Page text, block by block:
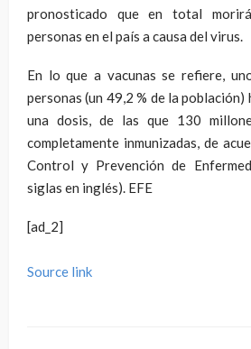
pronosticado que en total
personas en el país a causa del virus.
En lo que a vacunas se refiere,
personas (un 49,2 % de la población)
una dosis, de las que 130
completamente inmunizadas, de
Control y Prevención de
siglas en inglés). EFE
[ad_2]
Source link